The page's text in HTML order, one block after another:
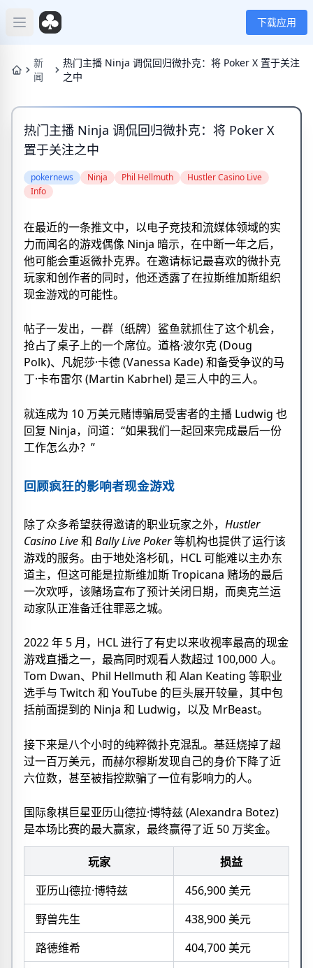
Open main menu 下载应用
新
闻
热门主播 Ninja 调侃回归微扑克：将 Poker X 置于关注
之中
热门主播 Ninja 调侃回归微扑克：将 Poker X
置于关注之中
pokernews Ninja Phil Hellmuth
Hustler Casino Live
Info
在最近的一条推文中，以电子竞技和流媒体领域的实
力而闻名的游戏偶像 Ninja 暗示，在中断一年之后，
他可能会重返微扑克界。在邀请标记最喜欢的微扑克
玩家和创作者的同时，他还透露了在拉斯维加斯组织
现金游戏的可能性。
帖子一发出，一群（纸牌）鲨鱼就抓住了这个机会，
抢占了桌子上的一个席位。道格·波尔克 (Doug
Polk)、凡妮莎·卡德 (Vanessa Kade) 和备受争议的马
丁·卡布雷尔 (Martin Kabrhel) 是三人中的三人。
就连成为 10 万美元赌博骗局受害者的主播 Ludwig 也
回复 Ninja，问道：“如果我们一起回来完成最后一份
工作怎么办？”
回顾疯狂的影响者现金游戏
除了众多希望获得邀请的职业玩家之外， Hustler
Casino Live和 Bally Live Poker等机构也提供了运行该
游戏的服务。由于地处洛杉矶，HCL 可能难以主办东
道主，但这可能是拉斯维加斯 Tropicana 赌场的最后
一次欢呼，该赌场宣布了预计关闭日期，而奥克兰运
动家队正准备迁往罪恶之城。
2022 年 5 月，HCL 进行了有史以来收视率最高的现金
游戏直播之一，最高同时观看人数超过 100,000 人。
Tom Dwan、Phil Hellmuth 和 Alan Keating 等职业
选手与 Twitch 和 YouTube 的巨头展开较量，其中包
括前面提到的 Ninja 和 Ludwig，以及 MrBeast。
接下来是八个小时的纯粹微扑克混乱。基廷烧掉了超
过一百万美元，而赫尔穆斯发现自己的身价下降了近
六位数，甚至被指控欺骗了一位有影响力的人。
国际象棋巨星亚历山德拉·博特兹 (Alexandra Botez)
是本场比赛的最大赢家，最终赢得了近 50 万奖金。
玩家
损益
亚历山德拉·博特兹
456,900 美元
野兽先生
438,900 美元
路德维希
404,700 美元